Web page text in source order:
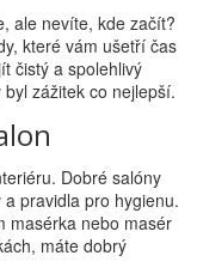
ale nevíte, kde začít?
které vám ušetří čas
čistý a spolehlivý
zážitek co nejlepší.
Dobré salóny
pravidla pro hygienu.
masérka nebo masér
máte dobrý